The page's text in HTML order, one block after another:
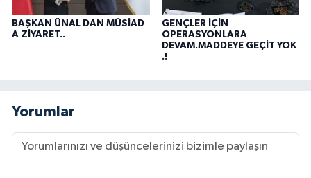
BAŞKAN ÜNAL DAN MÜSİAD
A ZİYARET..
GENÇLER İÇİN
OPERASYONLARA
DEVAM.MADDEYE GEÇİT YOK
.!
Yorumlar